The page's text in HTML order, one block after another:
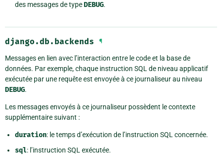
des messages de typeDEBUG.
django.db.backends ¶
Messages en lien avec l’interaction entre le code et la base de
données. Par exemple, chaque instruction SQL de niveau applicatif
exécutée par une requête est envoyée à ce journaliseur au niveau
DEBUG.
Les messages envoyés à ce journaliseur possèdent le contexte
supplémentaire suivant :
duration: le temps d’exécution de l’instruction SQL concernée.
sql: l’instruction SQL exécutée.